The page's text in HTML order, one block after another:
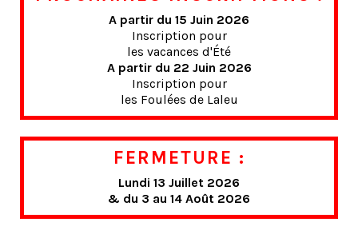
A partir du 15 Juin 2026
Inscription pour
les vacances d'Été
A partir du 22 Juin 2026
Inscription pour
les Foulées de Laleu
FERMETURE :
Lundi 13 Juillet 2026
& du 3 au 14 Août 2026